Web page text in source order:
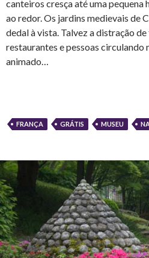
canteiros cresça até uma
ao redor. Os jardins medievais de
dedal à vista. Talvez a distração
restaurantes e pessoas
animado…
FRANÇA GRÁTIS MUSEU